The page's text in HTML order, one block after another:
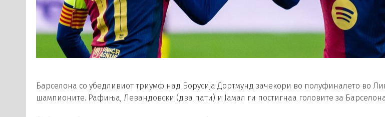
Барселона со убедливиот триумф над Борусија Дортмунд зачекори во полуфиналето во
шампионите. Рафиња, Левандовски (два пати) и Јамал ги постигнаа головите за